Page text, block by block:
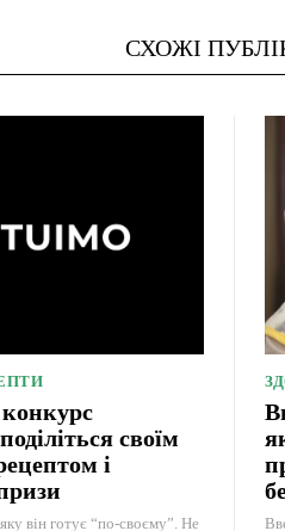
СХОЖІ
своїм
і
він готує “по-своєму”. Не